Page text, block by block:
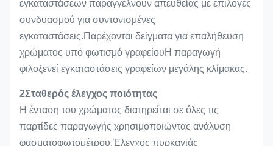
εγκαταστάσεων παραγγέλνουν απευθείας με επιλογές
συνδυασμού για συντονισμένες
εγκαταστάσεις.Παρέχονται δείγματα για επαλήθευση
χρώματος υπό φωτισμό γραφείουΗ παραγωγή
φιλοξενεί εγκαταστάσεις γραφείων μεγάλης κλίμακας.
2Σταθερός έλεγχος ποιότητας
Η ένταση του χρώματος διατηρείται σε όλες τις
παρτίδες παραγωγής χρησιμοποιώντας ανάλυση
φασματοφωτομέτρου.Έλεγχος πυρκαγιάς